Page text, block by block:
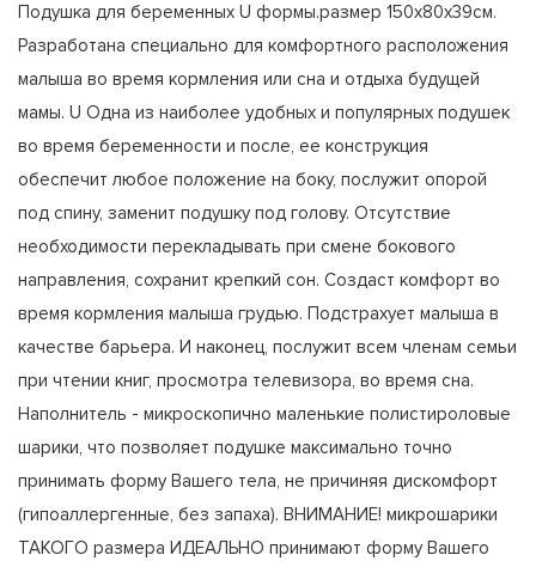
Подушка для беременных U формы.размер 150х80х39см.
Разработана специально для комфортного расположения
малыша во время кормления или сна и отдыха будущей
мамы. U Одна из наиболее удобных и популярных подушек
во время беременности и после, ее конструкция
обеспечит любое положение на боку, послужит опорой
под спину, заменит подушку под голову. Отсутствие
необходимости перекладывать при смене бокового
направления, сохранит крепкий сон. Создаст комфорт во
время кормления малыша грудью. Подстрахует малыша в
качестве барьера. И наконец, послужит всем членам семьи
при чтении книг, просмотра телевизора, во время сна.
Наполнитель - микроскопично маленькие полистироловые
шарики, что позволяет подушке максимально точно
принимать форму Вашего тела, не причиняя дискомфорт
(гипоаллергенные, без запаха). ВНИМАНИЕ! микрошарики
ТАКОГО размера ИДЕАЛЬНО принимают форму Вашего